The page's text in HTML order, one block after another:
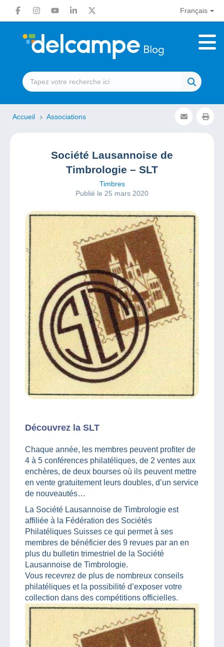
Français
Accueil Associations
Société Lausannoise de
Timbrologie – SLT
Timbres
Publié le 25 mars 2020
Découvrez la SLT
Chaque année, les membres peuvent profiter de
4 à 5 conférences philatéliques, de 2 ventes aux
enchères, de deux bourses où ils peuvent mettre
en vente gratuitement leurs doubles, d’un service
de nouveautés…
La Société Lausannoise de Timbrologie est
affiliée à la Fédération des Sociétés
Philatéliques Suisses ce qui permet à ses
membres de bénéficier des 9 revues par an en
plus du bulletin trimestriel de la Société
Lausannoise de Timbrologie.
Vous recevrez de plus de nombreux conseils
philatéliques et la possibilité d’exposer votre
collection dans des compétitions officielles.